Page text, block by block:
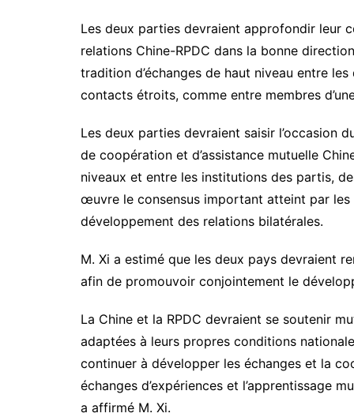
Les deux parties devraient approfondir leur
relations Chine-RPDC dans la bonne
tradition d’échanges de haut niveau entre
contacts étroits, comme entre membres
Les deux parties devraient saisir l’occasion
de coopération et d’assistance mutuelle
niveaux et entre les institutions des partis,
œuvre le consensus important atteint par
développement des relations bilatérales.
M. Xi a estimé que les deux pays devraient
afin de promouvoir conjointement le
La Chine et la RPDC devraient se soutenir
adaptées à leurs propres conditions
continuer à développer les échanges et la
échanges d’expériences et l’apprentissage
a affirmé M. Xi.